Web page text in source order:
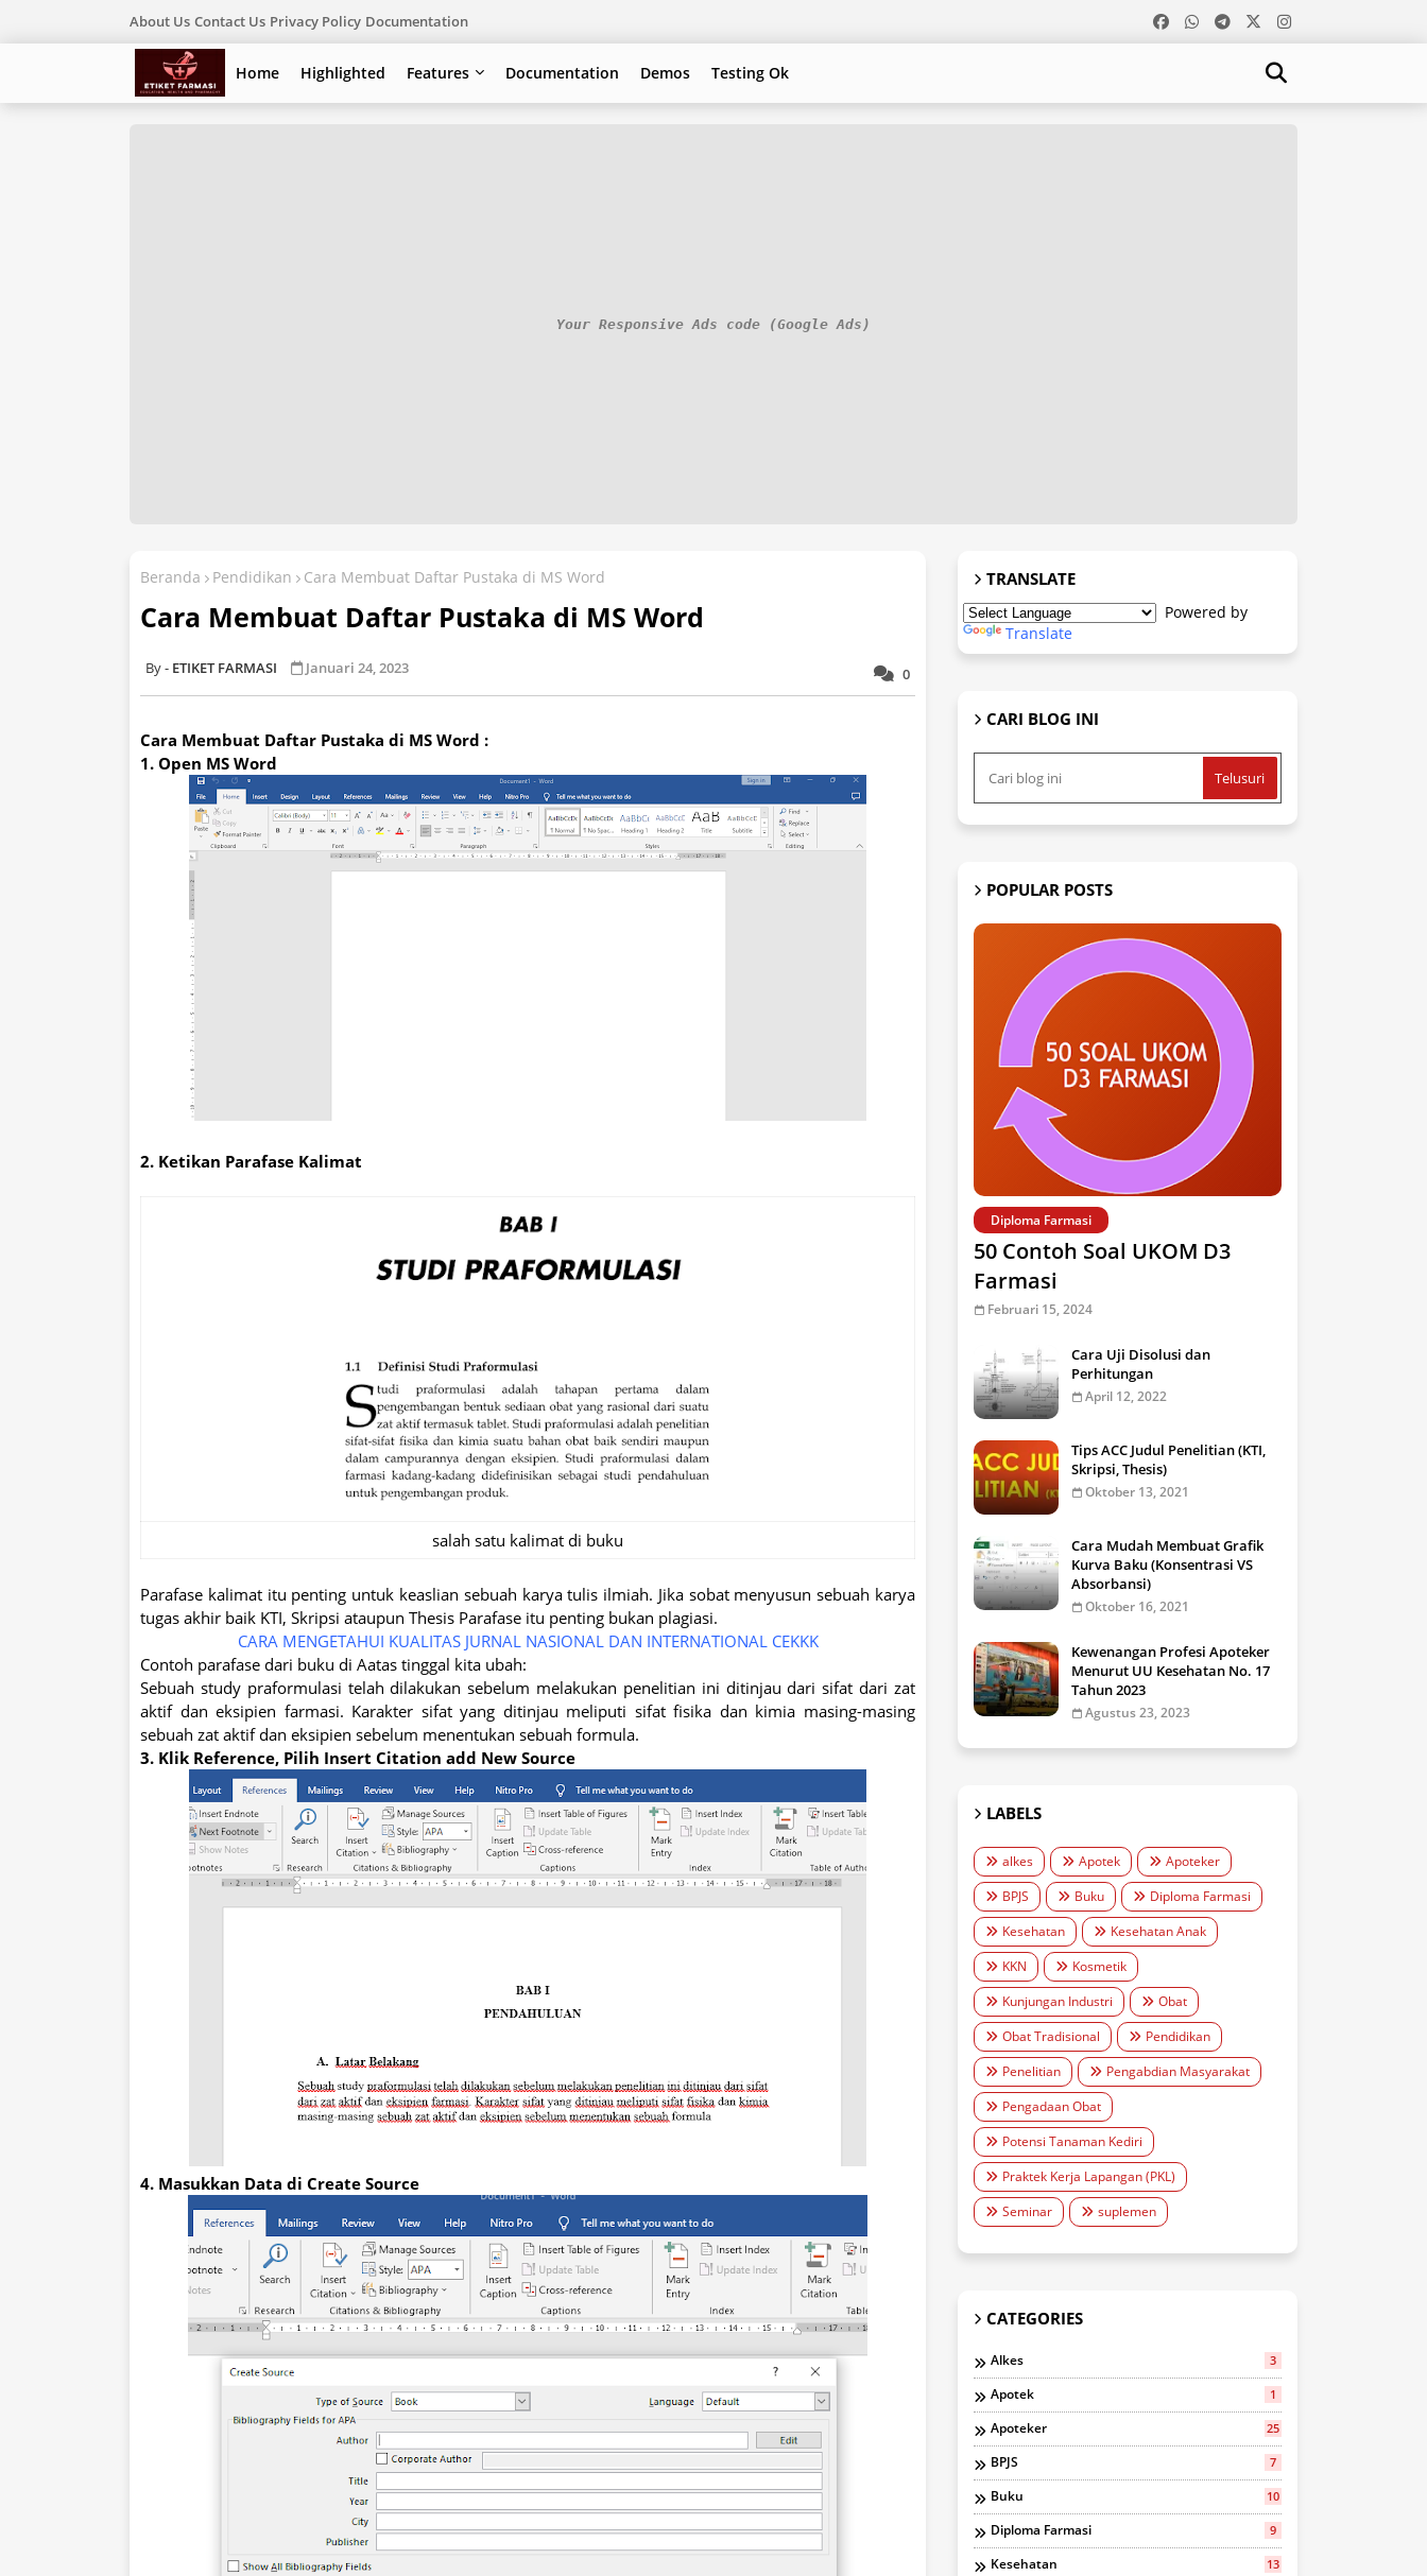
About Us Contact Us Privacy Policy Documentation
Home Highlighted Features Documentation Demos Testing Ok
Your Responsive Ads code (Google Ads)
Beranda Pendidikan Cara Membuat Daftar Pustaka di MS Word
Cara Membuat Daftar Pustaka di MS Word
0
ETIKET FARMASI Januari 24, 2023
Cara Membuat Daftar Pustaka di MS Word :
1. Open MS Word
2. Ketikan Parafase Kalimat
salah satu kalimat di buku
Parafase kalimat itu penting untuk keaslian sebuah karya tulis ilmiah. Jika sobat menyusun sebuah karya
tugas akhir baik KTI, Skripsi ataupun Thesis Parafase itu penting bukan plagiasi.
CARA MENGETAHUI KUALITAS JURNAL NASIONAL DAN INTERNATIONAL CEKKK
Contoh parafase dari buku di Aatas tinggal kita ubah:
Sebuah study praformulasi telah dilakukan sebelum melakukan penelitian ini ditinjau dari sifat dari zat
aktif dan eksipien farmasi. Karakter sifat yang ditinjau meliputi sifat fisika dan kimia masing-masing
sebuah zat aktif dan eksipien sebelum menentukan sebuah formula.
3. Klik Reference, Pilih Insert Citation add New Source
4. Masukkan Data di Create Source
TRANSLATE
Powered by
Translate
CARI BLOG INI
POPULAR POSTS
Diploma Farmasi
50 Contoh Soal UKOM D3
Farmasi
Februari 15, 2024
Cara Uji Disolusi dan
Perhitungan
April 12, 2022
Tips ACC Judul Penelitian (KTI,
Skripsi, Thesis)
Oktober 13, 2021
Cara Mudah Membuat Grafik
Kurva Baku (Konsentrasi VS
Absorbansi)
Oktober 16, 2021
Kewenangan Profesi Apoteker
Menurut UU Kesehatan No. 17
Tahun 2023
Agustus 23, 2023
LABELS
alkes Apotek
Apoteker
BPJS
Buku
Diploma Farmasi
Kesehatan
Kesehatan Anak
KKN
Kosmetik
Kunjungan Industri
Obat
Obat Tradisional
Pendidikan
Penelitian
Pengabdian Masyarakat
Pengadaan Obat
Potensi Tanaman Kediri
Praktek Kerja Lapangan (PKL)
Seminar
suplemen
CATEGORIES
Alkes 3
Apotek 1
Apoteker 25
BPJS 7
Buku 10
Diploma Farmasi 9
Kesehatan 13